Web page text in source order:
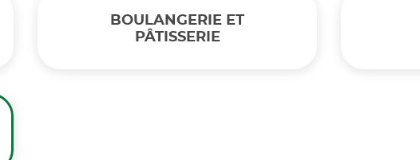
BOULANGERIE ET
PÂTISSERIE